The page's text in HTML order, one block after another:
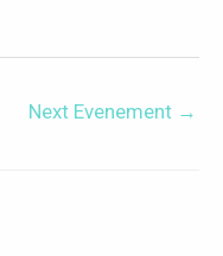
Next Evenement →